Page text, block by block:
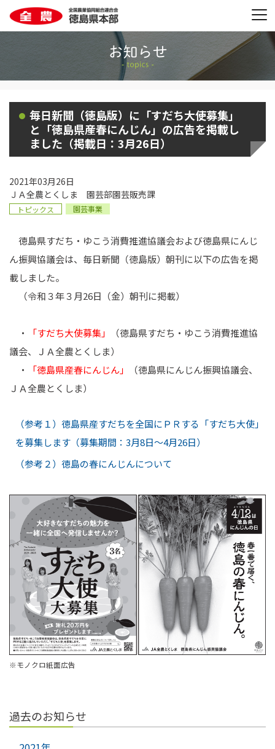
毎日新聞（徳島版）に「すだち大使募集」
と「徳島県産春にんじん」の広告を掲載し
ました（掲載日：3月26日）
2021年03月26日
ＪＡ全農とくしま 園芸部園芸販売課
トピックス 園芸事業
徳島県すだち・ゆこう消費推進協議会および徳島県にんじ
ん振興協議会は、毎日新聞（徳島版）朝刊に以下の広告を掲
載しました。
（令和３年３月26日（金）朝刊に掲載）
・ 「すだち大使募集」
（徳島県すだち・ゆこう消費推進協
議会、ＪＡ全農とくしま）
・
「徳島県産春にんじん」
（徳島県にんじん振興協議会、
ＪＡ全農とくしま）
（参考１）徳島県産すだちを全国にＰＲする「すだち大使」
を募集します（募集期間：3月8日～4月26日）
（参考２）徳島の春にんじんについて
※モノクロ紙面広告
過去のお知らせ